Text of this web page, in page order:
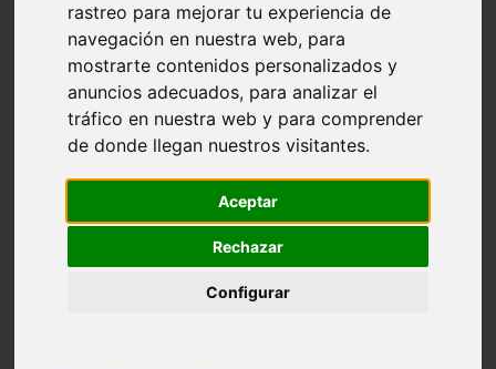
rastreo para mejorar tu experiencia de
navegación en nuestra web, para
mostrarte contenidos personalizados y
anuncios adecuados, para analizar el
tráfico en nuestra web y para comprender
de donde llegan nuestros visitantes.
Aceptar
Rechazar
Configurar
Asturias - gijón
Girona - figueres
Alicante - santa-pola
Almería - roquetas-de-mar
Girona - tossa-de-mar
Barcelona - sant-cugat-del-vallès
Alicante - l39alfàs-del-pi
Barcelona - vilanova-i-la-geltrú
Castellón - peñíscola
Illes-balears - sant-josep-de-sa-talaia